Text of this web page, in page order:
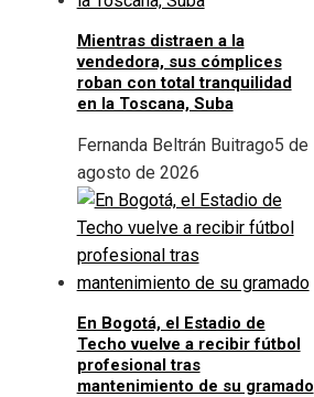
Mientras distraen a la
vendedora, sus cómplices
roban con total tranquilidad
en la Toscana, Suba
Fernanda Beltrán Buitrago5 de
agosto de 2026
En Bogotá, el Estadio de
Techo vuelve a recibir fútbol
profesional tras
mantenimiento de su gramado